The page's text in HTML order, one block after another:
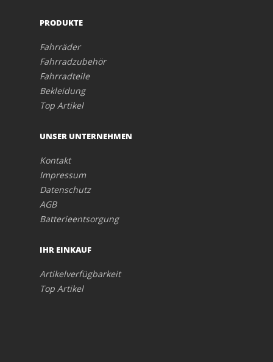
PRODUKTE
Fahrräder
Fahrradzubehör
Fahrradteile
Bekleidung
Top Artikel
UNSER UNTERNEHMEN
Kontakt
Impressum
Datenschutz
AGB
Batterieentsorgung
IHR EINKAUF
Artikelverfügbarkeit
Top Artikel